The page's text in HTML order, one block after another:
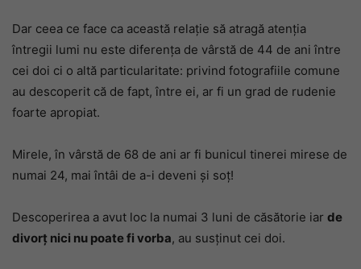
Dar ceea ce face ca această relație să atragă atenția
întregii lumi nu este diferența de vârstă de 44 de ani între
cei doi ci o altă particularitate: privind fotografiile comune
au descoperit că de fapt, între ei, ar fi un grad de rudenie
foarte apropiat.
Mirele, în vârstă de 68 de ani ar fi bunicul tinerei mirese de
numai 24, mai întâi de a-i deveni şi soț!
Descoperirea a avut loc la numai 3 luni de căsătorie iar de
divorț nici nu poate fi vorba, au susținut cei doi.